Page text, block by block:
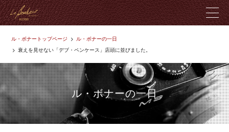
ル・ボナートップページ
ル・ボナーの一日
衰えを見せない「デブ・ペンケース」店頭に並びました。
ル・ボナーの一日
ル・ボナーとは
製品紹介
革のこだわり